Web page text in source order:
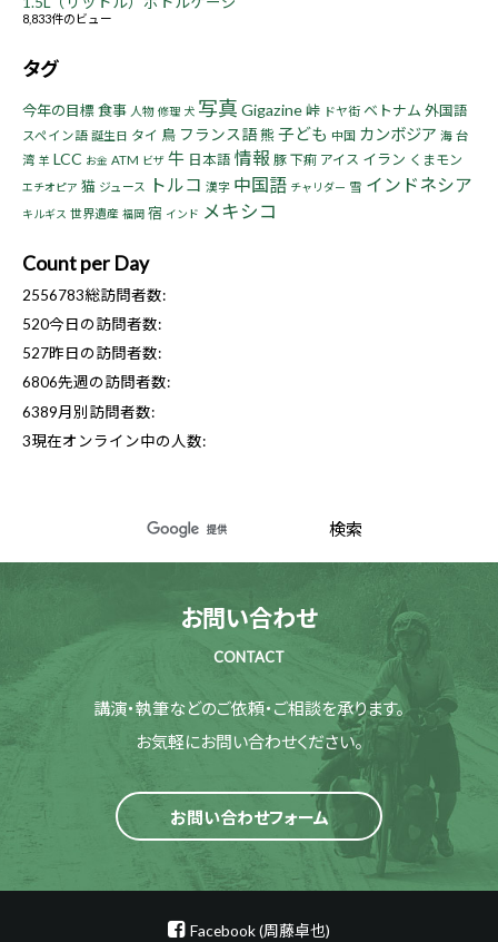
8,833件のビュー
タグ
今年の目標食事 人物 修理 犬 写真 Gigazine峠 ドヤ街 ベトナム 外国語
スペイン語 誕生日 タイ 鳥 フランス語熊子ども 中国 カンボジア 海 台
湾 羊 LCC お金 ATM ビザ 牛 日本語 情報 豚 下痢 アイス イラン くまモン
エチオピア 猫 ジュース トルコ 漢字 中国語 チャリダー 雪 インドネシア
キルギス 世界遺産 福岡 宿 インド メキシコ
Count per Day
2556783総訪問者数:
520今日の訪問者数:
527昨日の訪問者数:
6806先週の訪問者数:
6389月別訪問者数:
3現在オンライン中の人数:
お問い合わせ
CONTACT
講演・執筆などのご依頼・ご相談を承ります。
お気軽にお問い合わせください。
お問い合わせフォーム
Facebook (周藤卓也)